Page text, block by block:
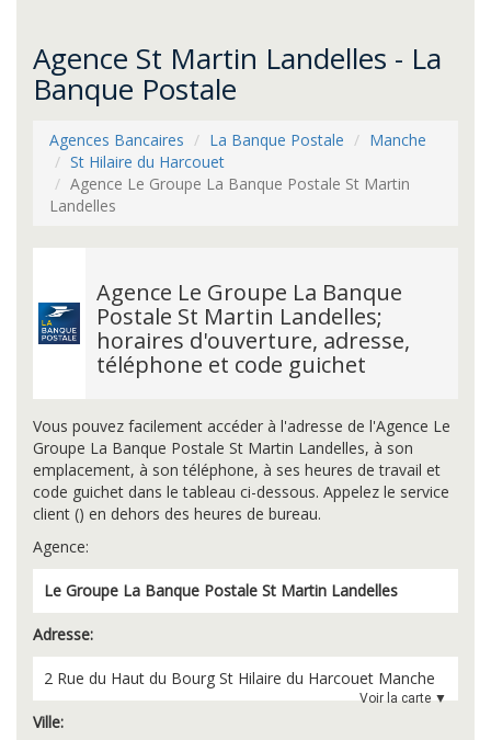
Agence St Martin Landelles - La
Banque Postale
Agences Bancaires La Banque Postale
Manche
St Hilaire du Harcouet
Agence Le Groupe La Banque Postale St Martin
Landelles
Agence Le Groupe La Banque
Postale St Martin Landelles;
horaires d'ouverture, adresse,
téléphone et code guichet
Vous pouvez facilement accéder à l'adresse de l'Agence Le
Groupe La Banque Postale St Martin Landelles, à son
emplacement, à son téléphone, à ses heures de travail et
code guichet dans le tableau ci-dessous. Appelez le service
client () en dehors des heures de bureau.
Agence:
Le Groupe La Banque Postale St Martin Landelles
Adresse:
2 Rue du Haut du Bourg St Hilaire du Harcouet Manche
Voir la carte ▼
Ville: